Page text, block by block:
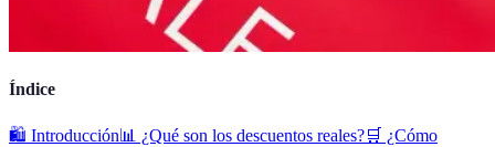
Índice
🛍️ Introducción📊 ¿Qué son los descuentos reales?🛒 ¿Cómo